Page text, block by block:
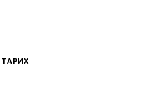
ТАРИХ